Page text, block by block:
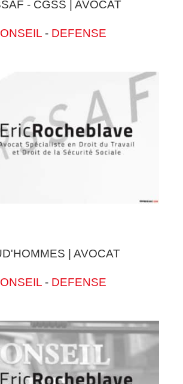
- CGSS | AVOCAT
- DEFENSE
| AVOCAT
- DEFENSE